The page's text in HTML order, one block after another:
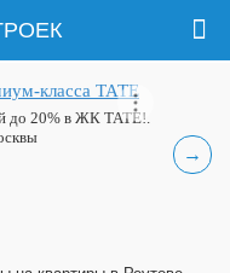
→
класса ТАТЕ
до 20% в ЖК ТАТЕ!.